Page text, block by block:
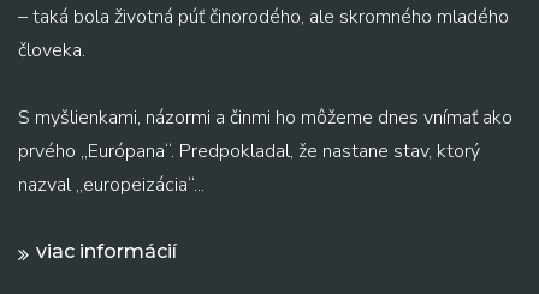
– taká bola životná púť činorodého, ale skromného mladého
človeka.
S myšlienkami, názormi a činmi ho môžeme dnes vnímať ako
prvého „Európana“. Predpokladal, že nastane stav, ktorý
nazval „europeizácia“...
viac informácií